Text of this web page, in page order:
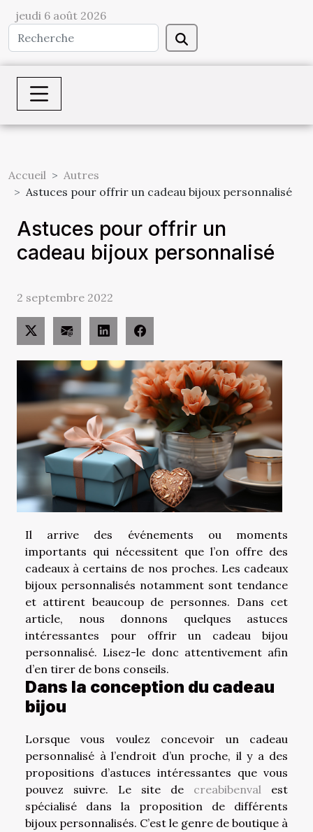
jeudi 6 août 2026
Accueil
Autres
Astuces pour offrir un cadeau bijoux personnalisé
Astuces pour offrir un
cadeau bijoux personnalisé
2 septembre 2022
Il arrive des événements ou moments
importants qui nécessitent que l’on offre des
cadeaux à certains de nos proches. Les cadeaux
bijoux personnalisés notamment sont tendance
et attirent beaucoup de personnes. Dans cet
article, nous donnons quelques astuces
intéressantes pour offrir un cadeau bijou
personnalisé. Lisez-le donc attentivement afin
d’en tirer de bons conseils.
Dans la conception du cadeau
bijou
Lorsque vous voulez concevoir un cadeau
personnalisé à l’endroit d’un proche, il y a des
propositions d’astuces intéressantes que vous
pouvez suivre. Le site de creabibenval est
spécialisé dans la proposition de différents
bijoux personnalisés. C’est le genre de boutique à